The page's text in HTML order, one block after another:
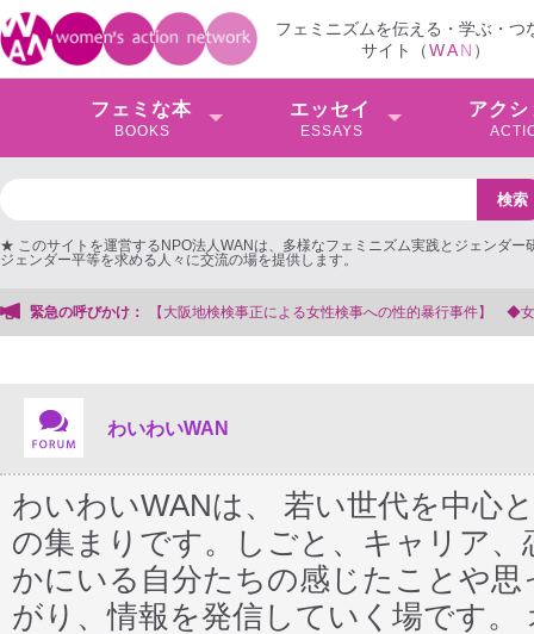
フェミニズムを伝える・学ぶ・つ
サイト（WAN ）
フェミな本
BOOKS
エッセイ
ESSAYS
アクシ
★ このサイトを運営するNPO法人WANは、多様なフェミニズム実践とジェンダー
ジェンダー平等を求める人々に交流の場を提供します。
緊急の呼びかけ：
性的暴行事件】 ◆女性検事を支援する会事務局
わいわいWAN
わいわいWANは、 若い世代を中心
の集まりです。しごと、キャリア
かにいる自分たちの感じたことや
がり、情報を発信していく場です